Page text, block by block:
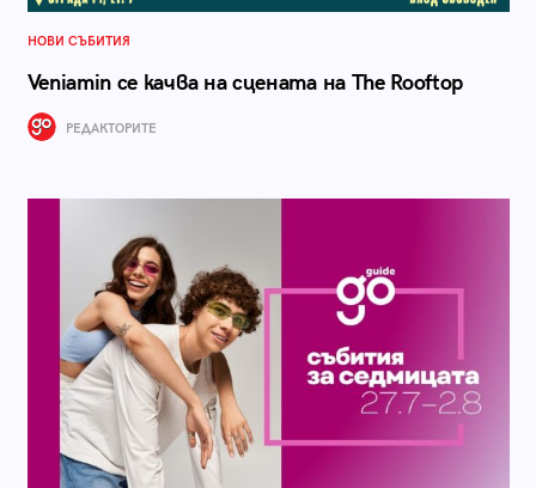
НОВИ СЪБИТИЯ
Veniamin се качва на сцената на The Rooftop
РЕДАКТОРИТЕ